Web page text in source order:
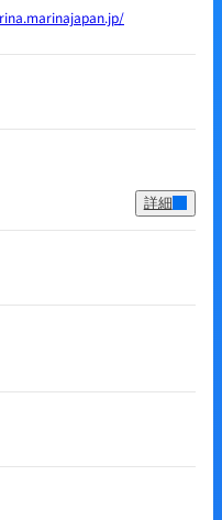
詳細